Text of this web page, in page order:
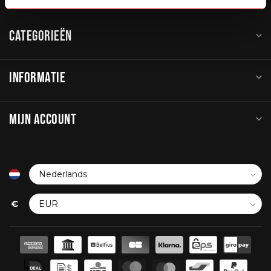
CATEGORIEËN
INFORMATIE
MIJN ACCOUNT
€